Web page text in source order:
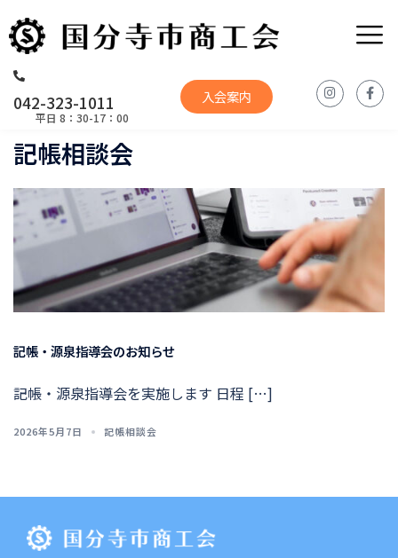
042-323-1011
平日 8：30-17：00
入会案内
記帳相談会
記帳・源泉指導会のお知らせ
記帳・源泉指導会を実施します 日程 […]
2026年5月7日 記帳相談会